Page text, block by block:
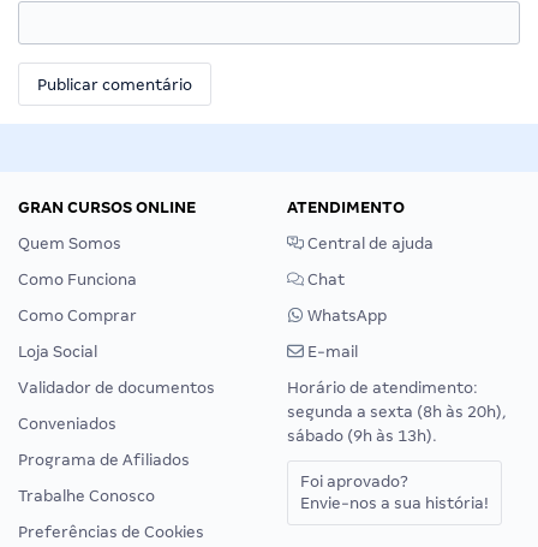
GRAN CURSOS ONLINE
Quem Somos
Como Funciona
Como Comprar
Loja Social
Validador de documentos
Conveniados
Programa de Afiliados
Trabalhe Conosco
Preferências de Cookies
ATENDIMENTO
Central de ajuda
Chat
WhatsApp
E-mail
Horário de atendimento:
segunda a sexta (8h às 20h),
sábado (9h às 13h).
Foi aprovado?
Envie-nos a sua história!